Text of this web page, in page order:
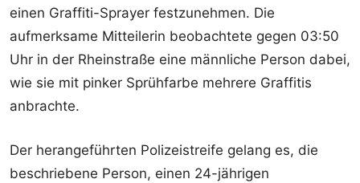
einen Graffiti-Sprayer festzunehmen. Die
aufmerksame Mitteilerin beobachtete gegen 03:50
Uhr in der Rheinstraße eine männliche Person dabei,
wie sie mit pinker Sprühfarbe mehrere Graffitis
anbrachte.
Der herangeführten Polizeistreife gelang es, die
beschriebene Person, einen 24-jährigen